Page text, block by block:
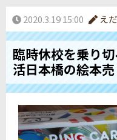
2020.3.19 15:00 え
臨時休校を乗り
活日本橋の絵本